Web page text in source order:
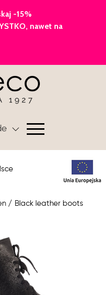
/ Black leather boots